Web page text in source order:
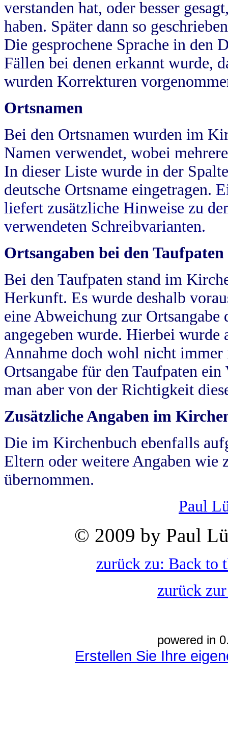
verstanden hat, oder besser
haben. Später dann so
Die gesprochene Sprache in
Fällen bei denen erkannt wurde,
wurden Korrekturen
Ortsnamen
Bei den Ortsnamen wurden im
Namen verwendet, wobei
In dieser Liste wurde in der
deutsche Ortsname eingetragen.
liefert zusätzliche Hinweise zu
verwendeten Schreibvarianten.
Ortsangaben bei den Taufpaten
Bei den Taufpaten stand im
Herkunft. Es wurde deshalb
eine Abweichung zur
angegeben wurde. Hierbei wurde
Annahme doch wohl nicht
Ortsangabe für den Taufpaten
man aber von der Richtigkeit
Zusätzliche Angaben im
Die im Kirchenbuch ebenfalls
Eltern oder weitere Angaben wie
übernommen.
Paul
© 2009 by Paul
zurück zu: Back to
zurück
powered in
Erstellen Sie Ihre